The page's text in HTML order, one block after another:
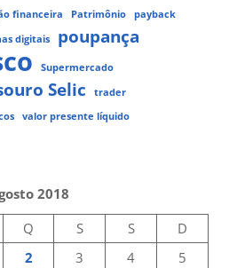
financeira Patrimônio
payback
digitais
poupança
Supermercado
Selic
trader
valor presente líquido
2018
Q S S
D
2 3 4 5